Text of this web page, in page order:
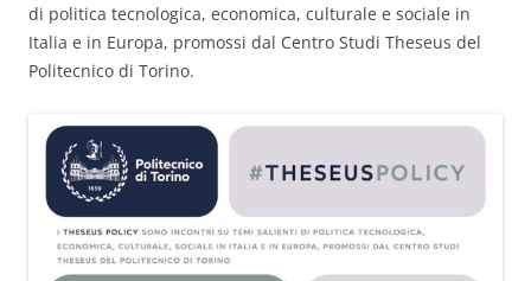
di politica tecnologica, economica, culturale e sociale in
Italia e in Europa, promossi dal Centro Studi Theseus del
Politecnico di Torino.